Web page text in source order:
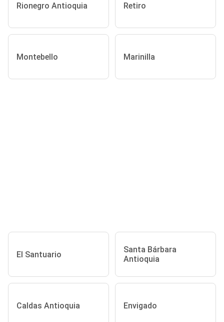
Rionegro Antioquia Retiro
Montebello Marinilla
El Santuario
Santa Bárbara
Antioquia
Caldas Antioquia Envigado